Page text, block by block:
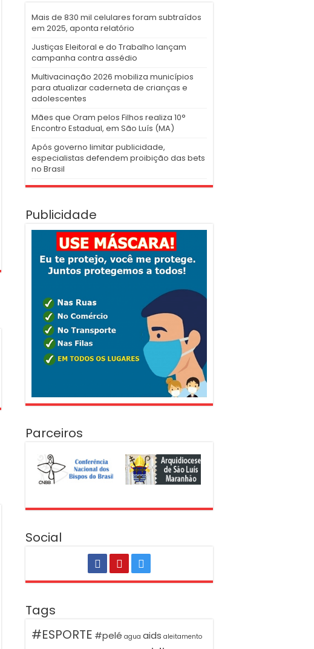
Mais de 830 mil celulares foram subtraídos
em 2025, aponta relatório
Justiças Eleitoral e do Trabalho lançam
campanha contra assédio
Multivacinação 2026 mobiliza municípios
para atualizar caderneta de crianças e
adolescentes
Mães que Oram pelos Filhos realiza 10°
Encontro Estadual, em São Luís (MA)
Após governo limitar publicidade,
especialistas defendem proibição das bets
no Brasil
Publicidade
Parceiros
Social
Tags
#ESPORTE #pelé agua aids aleitamento